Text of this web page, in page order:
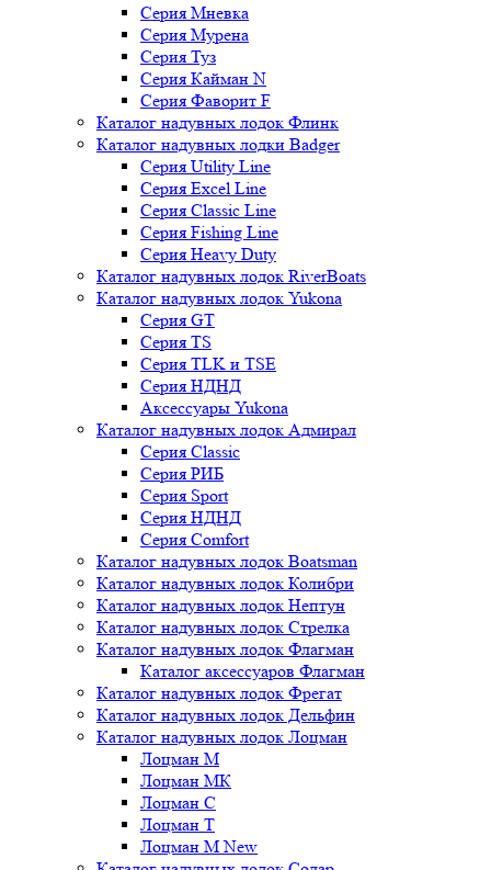
Серия Мневка
Серия Мурена
Серия Туз
Серия Кайман N
Серия Фаворит F
Каталог надувных лодок Флинк
Каталог надувных лодки Badger
Серия Utility Line
Серия Excel Line
Серия Classic Line
Серия Fishing Line
Серия Heavy Duty
Каталог надувных лодок RiverBoats
Каталог надувных лодок Yukona
Серия GT
Серия TS
Серия TLK и TSE
Серия НДНД
Аксессуары Yukona
Каталог надувных лодок Адмирал
Серия Classic
Серия РИБ
Серия Sport
Серия НДНД
Серия Comfort
Каталог надувных лодок Boatsman
Каталог надувных лодок Колибри
Каталог надувных лодок Нептун
Каталог надувных лодок Стрелка
Каталог надувных лодок Флагман
Каталог аксессуаров Флагман
Каталог надувных лодок Фрегат
Каталог надувных лодок Дельфин
Каталог надувных лодок Лоцман
Лоцман М
Лоцман МК
Лоцман С
Лоцман Т
Лоцман М New